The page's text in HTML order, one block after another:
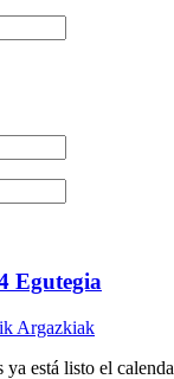
Egutegia
Argazkiak
ya está listo el